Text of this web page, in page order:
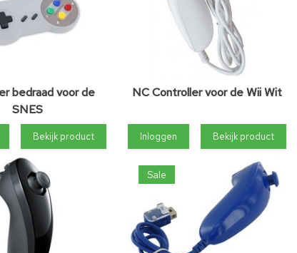
bedraad voor de
SNES
Bekijk product
NC Controller voor de Wii Wit
Inloggen Bekijk product
Sale